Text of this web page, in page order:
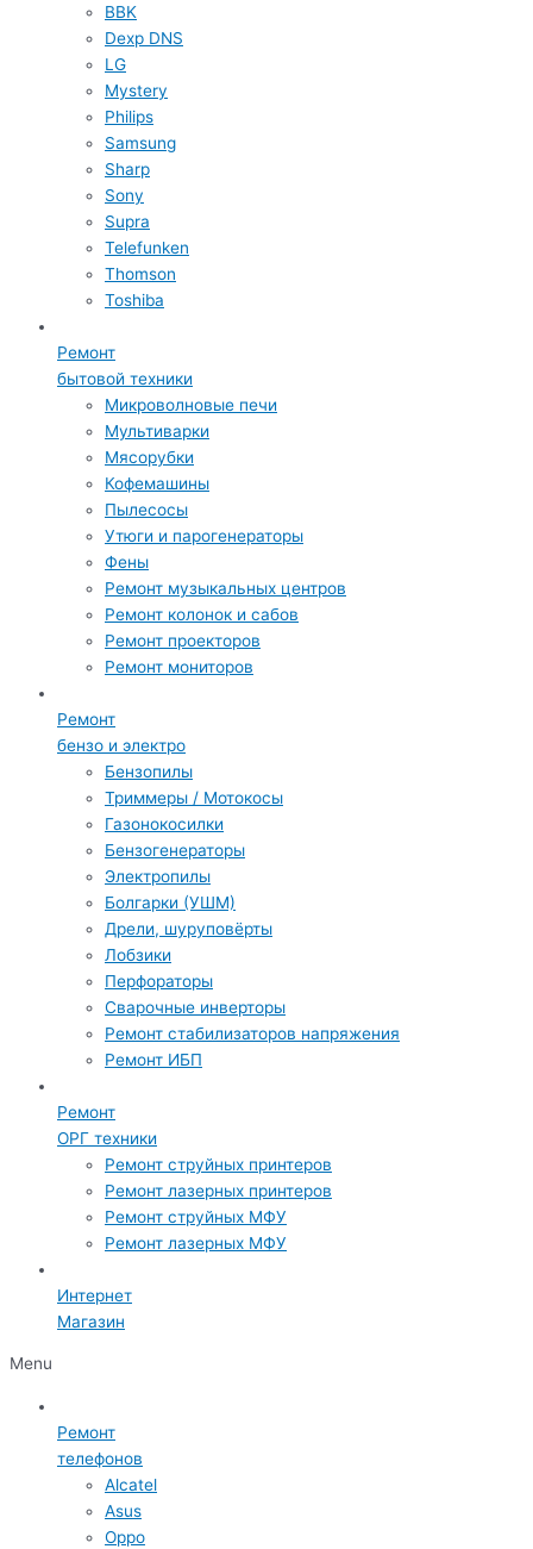
BBK
Dexp DNS
LG
Mystery
Philips
Samsung
Sharp
Sony
Supra
Telefunken
Thomson
Toshiba
Ремонт
бытовой техники
Микроволновые печи
Мультиварки
Мясорубки
Кофемашины
Пылесосы
Утюги и парогенераторы
Фены
Ремонт музыкальных центров
Ремонт колонок и сабов
Ремонт проекторов
Ремонт мониторов
Ремонт
бензо и электро
Бензопилы
Триммеры / Мотокосы
Газонокосилки
Бензогенераторы
Электропилы
Болгарки (УШМ)
Дрели, шуруповёрты
Лобзики
Перфораторы
Сварочные инверторы
Ремонт стабилизаторов напряжения
Ремонт ИБП
Ремонт
ОРГ техники
Ремонт струйных принтеров
Ремонт лазерных принтеров
Ремонт струйных МФУ
Ремонт лазерных МФУ
Интернет
Магазин
Menu
Ремонт
телефонов
Alcatel
Asus
Oppo